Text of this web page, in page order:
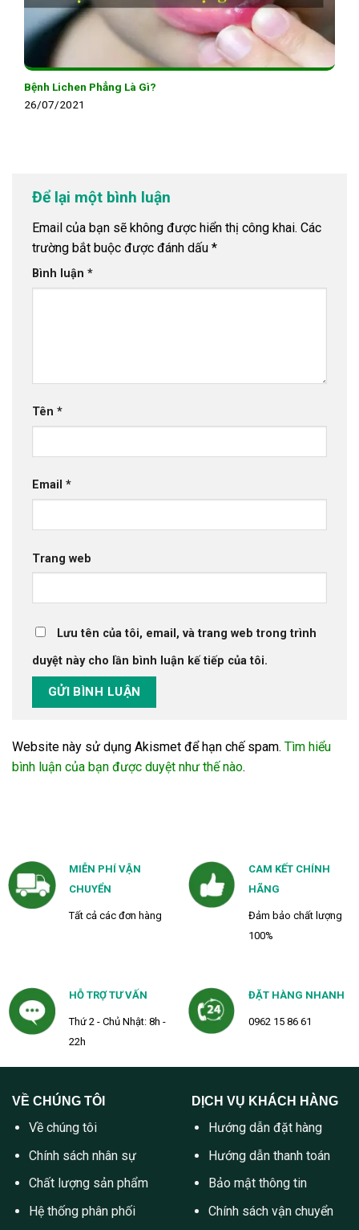
Bệnh Lichen Phẳng Là Gì?
26/07/2021
Để lại một bình luận
Email của bạn sẽ không được hiển thị công khai. Các
trường bắt buộc được đánh dấu *
Bình luận *
Tên *
Email *
Trang web
Lưu tên của tôi, email, và trang web trong trình
duyệt này cho lần bình luận kế tiếp của tôi.
Website này sử dụng Akismet để hạn chế spam. Tìm hiểu
bình luận của bạn được duyệt như thế nào.
MIỄN PHÍ VẬN
CHUYỂN
Tất cả các đơn hàng
CAM KẾT CHÍNH
HÃNG
Đảm bảo chất lượng
100%
HỖ TRỢ TƯ VẤN
Thứ 2 - Chủ Nhật: 8h -
22h
ĐẶT HÀNG NHANH
0962 15 86 61
VỀ CHÚNG TÔI
Về chúng tôi
Chính sách nhân sự
Chất lượng sản phẩm
Hệ thống phân phối
DỊCH VỤ KHÁCH HÀNG
Hướng dẫn đặt hàng
Hướng dẫn thanh toán
Bảo mật thông tin
Chính sách vận chuyển